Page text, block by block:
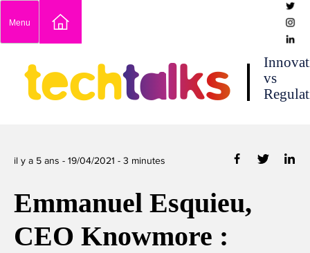
content
Menu
techtalks
vs
il y a 5 ans - 19/04/2021 - 3 minutes
Emmanuel Esquieu,
CEO Knowmore :